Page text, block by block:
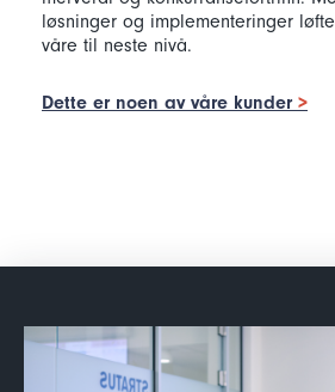
løsninger og implementeringer
våre til neste nivå.
Dette er noen av våre kunder